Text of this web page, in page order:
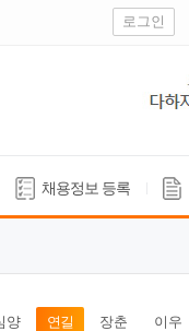
로그인
채용정보 등록
양 연길 장춘 이우